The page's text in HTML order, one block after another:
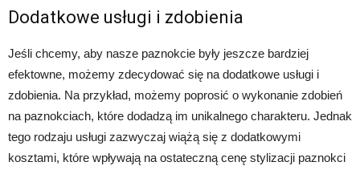
Dodatkowe usługi i zdobienia
Jeśli chcemy, aby nasze paznokcie były jeszcze bardziej
efektowne, możemy zdecydować się na dodatkowe usługi i
zdobienia. Na przykład, możemy poprosić o wykonanie zdobień
na paznokciach, które dodadzą im unikalnego charakteru. Jednak
tego rodzaju usługi zazwyczaj wiążą się z dodatkowymi
kosztami, które wpływają na ostateczną cenę stylizacji paznokci